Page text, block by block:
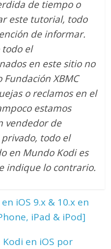
de tiempo o
este tutorial, todo
de informar.
todo el
en este sitio no
XBMC
o reclamos en el
estamos
vendedor de
todo el
en Mundo Kodi es
indique lo contrario.
iOS 9.x & 10.x en
iPad & iPod]
en iOS por